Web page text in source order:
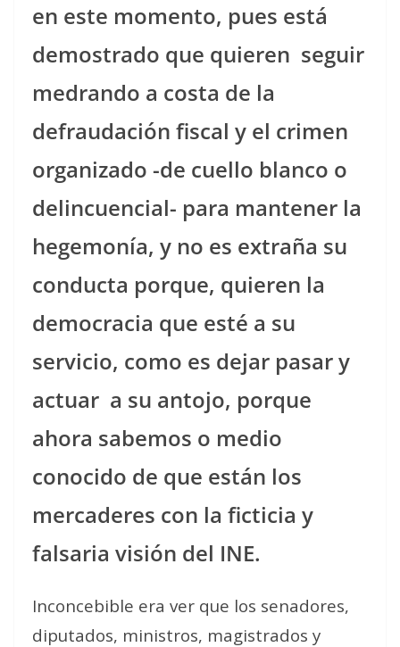
en este momento, pues está
demostrado que quieren seguir
medrando a costa de la
defraudación fiscal y el crimen
organizado -de cuello blanco o
delincuencial- para mantener la
hegemonía, y no es extraña su
conducta porque, quieren la
democracia que esté a su
servicio, como es dejar pasar y
actuar a su antojo, porque
ahora sabemos o medio
conocido de que están los
mercaderes con la ficticia y
falsaria visión del INE.
Inconcebible era ver que los senadores,
diputados, ministros, magistrados y